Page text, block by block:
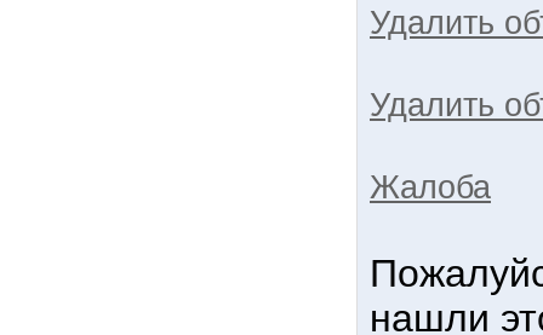
Удалить
Удалить
Жалоба
нашли